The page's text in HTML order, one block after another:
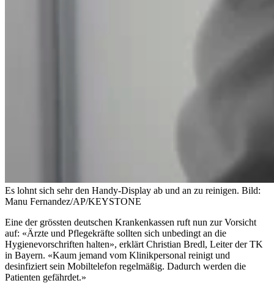
Es lohnt sich sehr den Handy-Display ab und an zu reinigen. Bild:
Manu Fernandez/AP/KEYSTONE
Eine der grössten deutschen Krankenkassen ruft nun zur Vorsicht
auf: «Ärzte und Pflegekräfte sollten sich unbedingt an die
Hygienevorschriften halten», erklärt Christian Bredl, Leiter der TK
in Bayern. «Kaum jemand vom Klinikpersonal reinigt und
desinfiziert sein Mobiltelefon regelmäßig. Dadurch werden die
Patienten gefährdet.»